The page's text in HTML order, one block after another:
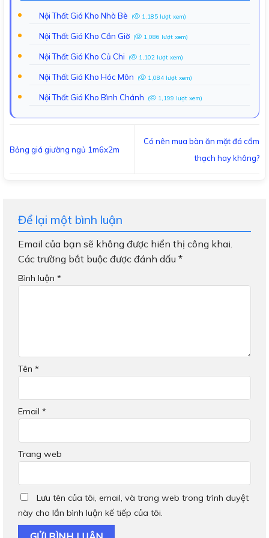
Nội Thất Giá Kho Nhà Bè ( 1,185 lượt xem)
Nội Thất Giá Kho Cần Giờ ( 1,086 lượt xem)
Nội Thất Giá Kho Củ Chi ( 1,102 lượt xem)
Nội Thất Giá Kho Hóc Môn ( 1,084 lượt xem)
Nội Thất Giá Kho Bình Chánh ( 1,199 lượt xem)
Bảng giá giường ngủ 1m6x2m
Có nên mua bàn ăn mặt đá cẩm
thạch hay không?
Để lại một bình luận
Email của bạn sẽ không được hiển thị công khai.
Các trường bắt buộc được đánh dấu *
Bình luận *
Tên *
Email *
Trang web
Lưu tên của tôi, email, và trang web trong trình duyệt
này cho lần bình luận kế tiếp của tôi.